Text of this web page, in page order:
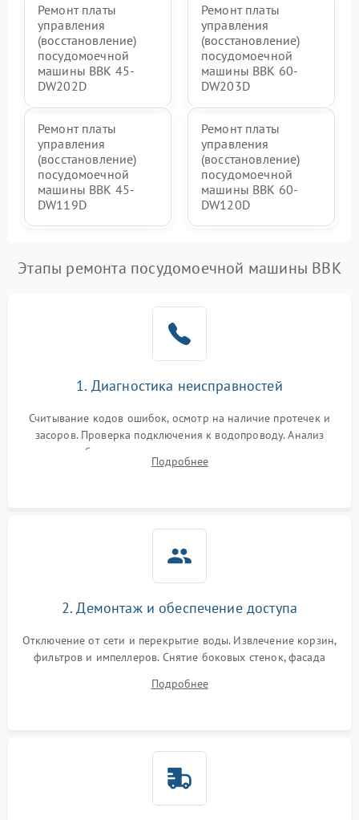
Ремонт платы
управления
(восстановление)
посудомоечной
машины BBK 45-
DW202D
Ремонт платы
управления
(восстановление)
посудомоечной
машины BBK 60-
DW203D
Ремонт платы
управления
(восстановление)
посудомоечной
машины BBK 45-
DW119D
Ремонт платы
управления
(восстановление)
посудомоечной
машины BBK 60-
DW120D
Этапы ремонта посудомоечной машины BBK
1. Диагностика неисправностей
Считывание кодов ошибок, осмотр на наличие протечек и
засоров. Проверка подключения к водопроводу. Анализ
жалоб на отсутствие слива, нагрева, вращения
разбрызгивателей или срабатывание системы защиты
Подробнее
2. Демонтаж и обеспечение доступа
Отключение от сети и перекрытие воды. Извлечение корзин,
фильтров и импеллеров. Снятие боковых стенок, фасада
циркуляционному насосу, ТЭНу и сливной помпе.
Подробнее